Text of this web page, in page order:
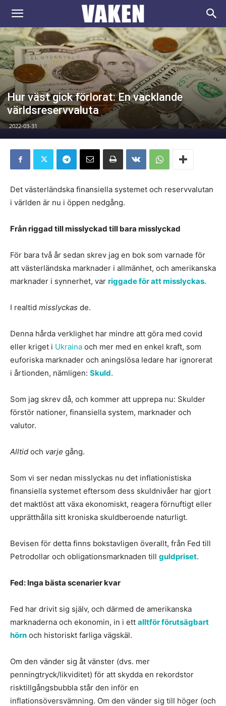
VAKEN.se
Hur väst gick förlorat: En vacklande
världsreservvaluta
2022-03-31
Det västerländska finansiella systemet och reservvalutan
i världen är nu i öppen nedgång.
Från riggad till misslyckad till bara misslyckad
För bara två år sedan skrev jag en bok som varnade för
att västerländska marknader i allmänhet, och amerikanska
marknader i synnerhet, var riggade för att misslyckas.
I realtid misslyckas de.
Denna hårda verklighet har mindre att göra med covid
eller kriget i Ukraina och mer med en enkel kraft, som
euforiska marknader och aningslösa ledare har ignorerat
i årtionden, nämligen: Skuld.
Som jag skrev då, och kommer att upprepa nu: Skulder
förstör nationer, finansiella system, marknader och
valutor.
Alltid och varje gång.
Som vi ser nedan misslyckas nu det inflationistiska
finansiella systemet eftersom dess skuldnivåer har gjort
det maktlöst att växa ekonomiskt, reagera förnuftigt eller
upprätthålla sitt kroniska skuldberoende naturligt.
Bevisen för detta finns bokstavligen överallt, från Fed till
Petrodollar och obligationsmarknaden till guldpriset.
Fed: Inga bästa scenarier kvar
Fed har drivit sig själv, och därmed de amerikanska
marknaderna och ekonomin, in i ett alltför förutsägbart
hörn och historiskt farliga vägskäl.
Om den vänder sig åt vänster (dvs. mer
penningtryck/likviditet) för att skydda en rekordstor
risktillgångsbubbla står den inför en
inflationsöversvämning. Om den vänder sig till höger (och